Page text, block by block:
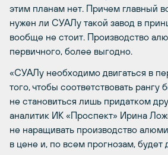
этим планам нет. Причем главный
нужен ли СУАЛу такой завод в
вообще не стоит. Производство
первичного, более выгодно.
«СУАЛу необходимо двигаться в
того, чтобы соответствовать
не становиться лишь придатком
аналитик ИК «Проспект» Ирина
не наращивать производство
в цене и, по всем прогнозам, будет